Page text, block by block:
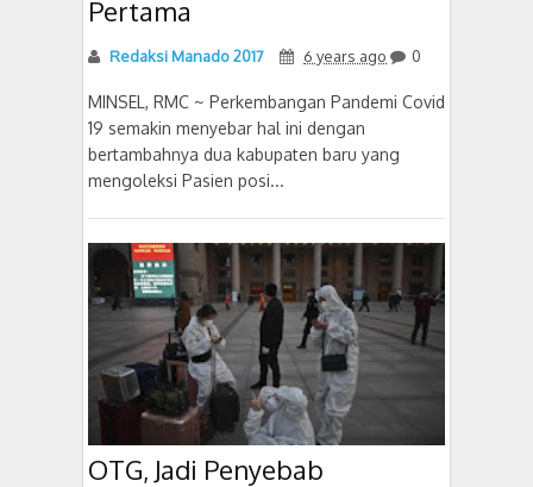
Pertama
Redaksi Manado 2017 6 years ago 0
MINSEL, RMC ~ Perkembangan Pandemi Covid
19 semakin menyebar hal ini dengan
bertambahnya dua kabupaten baru yang
mengoleksi Pasien posi...
OTG, Jadi Penyebab